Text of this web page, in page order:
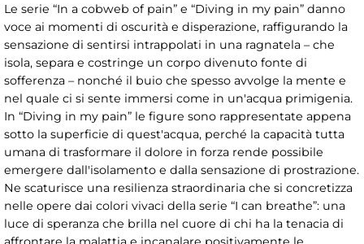
Le serie “In a cobweb of pain” e “Diving in my pain” danno
voce ai momenti di oscurità e disperazione, raffigurando la
sensazione di sentirsi intrappolati in una ragnatela – che
isola, separa e costringe un corpo divenuto fonte di
sofferenza – nonché il buio che spesso avvolge la mente e
nel quale ci si sente immersi come in un'acqua primigenia.
In “Diving in my pain” le figure sono rappresentate appena
sotto la superficie di quest'acqua, perché la capacità tutta
umana di trasformare il dolore in forza rende possibile
emergere dall'isolamento e dalla sensazione di prostrazione.
Ne scaturisce una resilienza straordinaria che si concretizza
nelle opere dai colori vivaci della serie “I can breathe”: una
luce di speranza che brilla nel cuore di chi ha la tenacia di